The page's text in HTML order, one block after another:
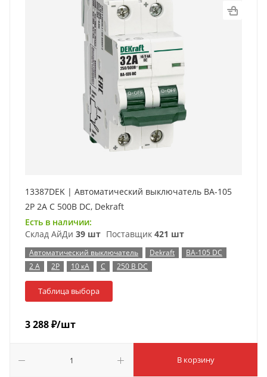
13387DEK | Автоматический выключатель ВА-105
2P 2А C 500В DC, Dekraft
Есть в наличии:
Склад АйДи 39 шт Поставщик 421 шт
Автоматический выключатель Dekraft
ВА-105 DC
2 А
2P 10 кА C 250 В DC
Таблица выбора
3 288₽/шт
В корзину